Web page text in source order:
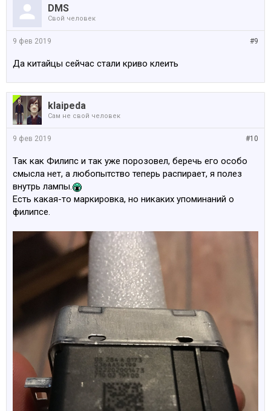
DMS
Свой человек
#9
9 фев 2019
Да китайцы сейчас стали криво клеить
klaipeda
Сам не свой человек
#10
9 фев 2019
Так как Филипс и так уже порозовел, беречь его особо
смысла нет, а любопытство теперь распирает, я полез
внутрь лампы.
Есть какая-то маркировка, но никаких упоминаний о
филипсе.